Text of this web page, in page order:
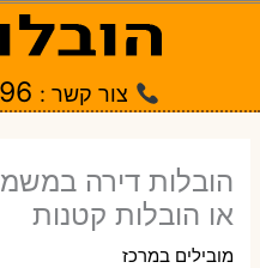
צור קשר :
הובלות דירה
או הובלות קטנות
מובילים במרכז